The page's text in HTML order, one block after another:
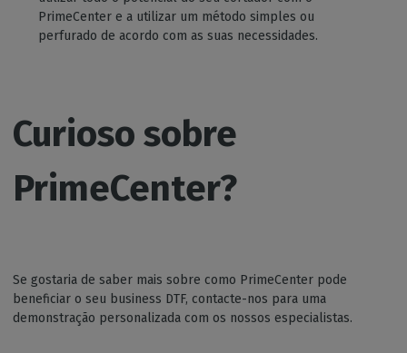
PrimeCenter e a utilizar um método simples ou
perfurado de acordo com as suas necessidades.
Curioso sobre
PrimeCenter?
Se gostaria de saber mais sobre como PrimeCenter pode
beneficiar o seu business DTF, contacte-nos para uma
demonstração personalizada com os nossos especialistas.